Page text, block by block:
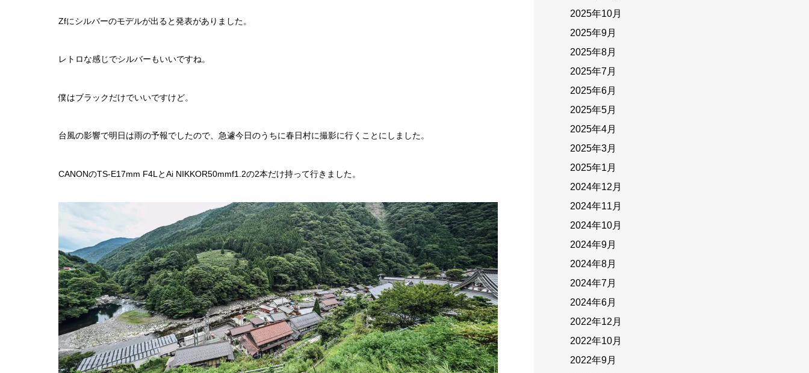
Zfにシルバーのモデルが出ると発表がありました。
レトロな感じでシルバーもいいですね。
僕はブラックだけでいいですけど。
台風の影響で明日は雨の予報でしたので、急遽今日のうちに春日村に撮影に行くことにしました。
CANONのTS-E17mm F4LとAi NIKKOR50mmf1.2の2本だけ持って行きました。
2025年10月
2025年9月
2025年8月
2025年7月
2025年6月
2025年5月
2025年4月
2025年3月
2025年1月
2024年12月
2024年11月
2024年10月
2024年9月
2024年8月
2024年7月
2024年6月
2022年12月
2022年10月
2022年9月